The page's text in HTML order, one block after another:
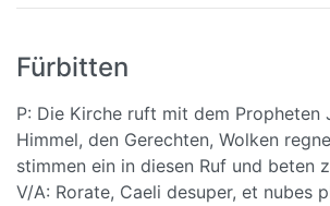
Fürbitten
P: Die Kirche ruft mit dem Propheten
Himmel, den Gerechten, Wolken
stimmen ein in diesen Ruf und beten
V/A: Rorate, Caeli desuper, et nubes